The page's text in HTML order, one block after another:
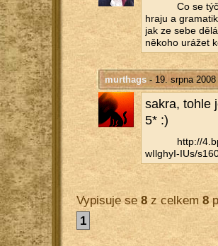
Co se
hraju a
jak ze sebe
ně­ko­ho urá­žet
murthags- 19. srpna 2008
sakra, tohle
5* :)
http://​
wIlghyI-IUs/​
Vypisuje se8z celkem 8
1